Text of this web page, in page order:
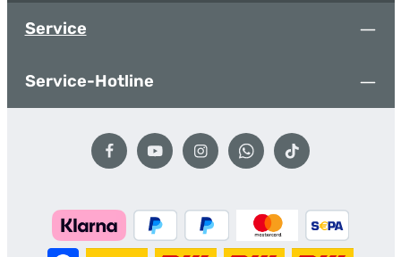
Service
Service-Hotline